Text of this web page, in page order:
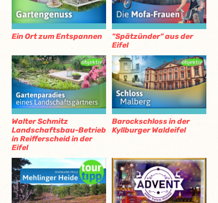
Ein Ort zum Entspannen
"Spätzünder" aus der
Eifel
Walter Schmitz
Landschaftsbau-Betrieb
in Reifferscheid in der
Eifel
Barockschloss in der
Kyllburger Waldeifel